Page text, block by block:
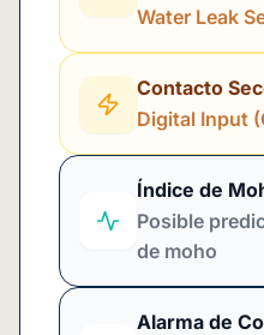
Water Leak
Contacto
Digital Input
Índice de
Posible
de moho
Alarma de